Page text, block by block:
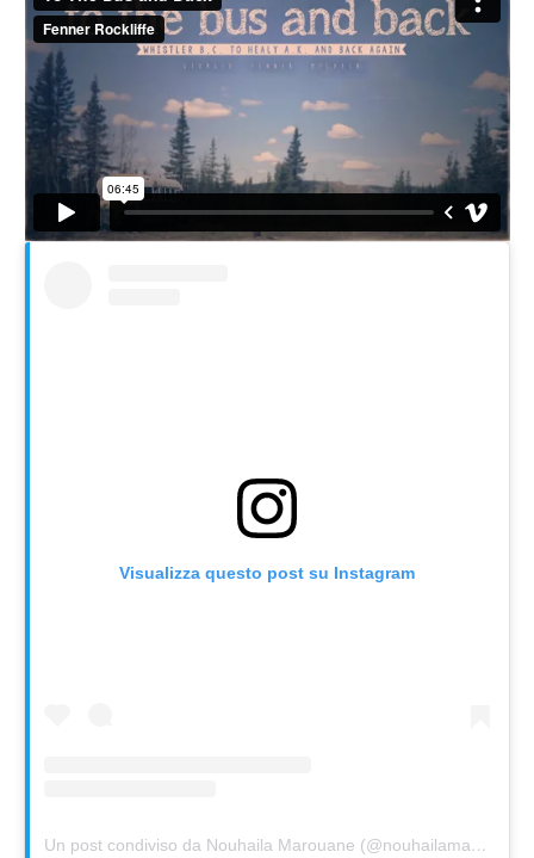
Visualizza questo post su Instagram
Un post condiviso da Nouhaila Marouane (@nouhailamarou)